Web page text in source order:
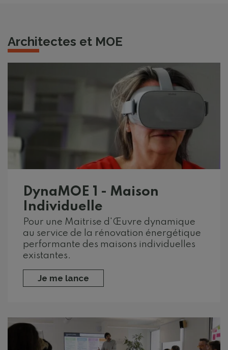
Architectes et MOE
DynaMOE 1 - Maison
Individuelle
Pour une Maitrise d'Œuvre dynamique
au service de la rénovation énergétique
performante des maisons individuelles
existantes.
Je me lance